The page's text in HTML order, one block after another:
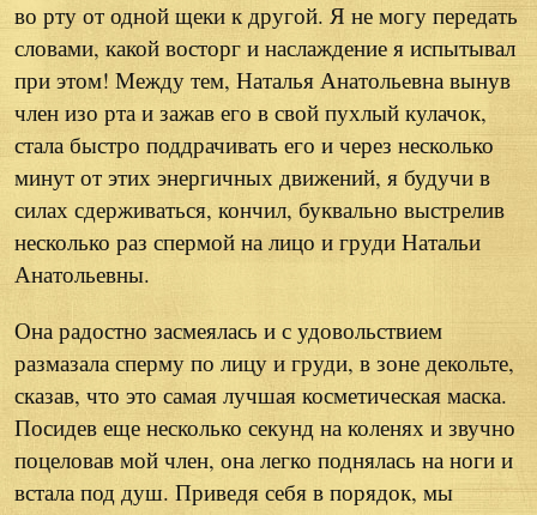
во рту от одной щеки к другой. Я не могу передать
словами, какой восторг и наслаждение я испытывал
при этом! Между тем, Наталья Анатольевна вынув
член изо рта и зажав его в свой пухлый кулачок,
стала быстро поддрачивать его и через несколько
минут от этих энергичных движений, я будучи в
силах сдерживаться, кончил, буквально выстрелив
несколько раз спермой на лицо и груди Натальи
Анатольевны.
Она радостно засмеялась и с удовольствием
размазала сперму по лицу и груди, в зоне декольте,
сказав, что это самая лучшая косметическая маска.
Посидев еще несколько секунд на коленях и звучно
поцеловав мой член, она легко поднялась на ноги и
встала под душ. Приведя себя в порядок, мы